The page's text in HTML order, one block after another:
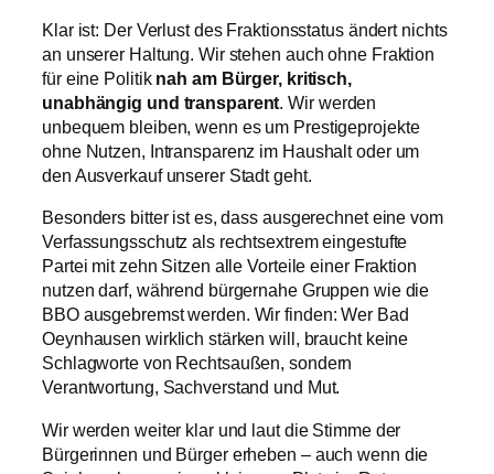
Klar ist: Der Verlust des Fraktionsstatus ändert nichts
an unserer Haltung. Wir stehen auch ohne Fraktion
für eine Politik nah am Bürger, kritisch,
unabhängig und transparent. Wir werden
unbequem bleiben, wenn es um Prestigeprojekte
ohne Nutzen, Intransparenz im Haushalt oder um
den Ausverkauf unserer Stadt geht.
Besonders bitter ist es, dass ausgerechnet eine vom
Verfassungsschutz als rechtsextrem eingestufte
Partei mit zehn Sitzen alle Vorteile einer Fraktion
nutzen darf, während bürgernahe Gruppen wie die
BBO ausgebremst werden. Wir finden: Wer Bad
Oeynhausen wirklich stärken will, braucht keine
Schlagworte von Rechtsaußen, sondern
Verantwortung, Sachverstand und Mut.
Wir werden weiter klar und laut die Stimme der
Bürgerinnen und Bürger erheben – auch wenn die